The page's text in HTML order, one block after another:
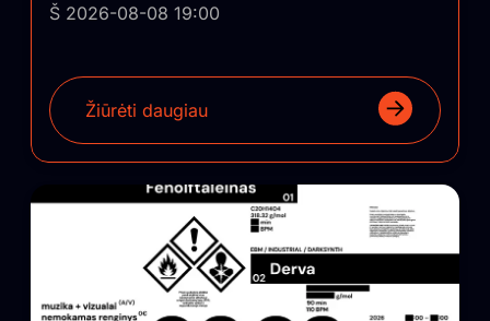
Š 2026-08-08 19:00
Žiūrėti daugiau